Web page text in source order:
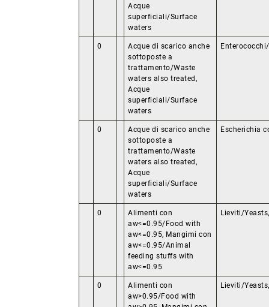
Acque
superficiali/Surface
waters
0
Acque di scarico anche
sottoposte a
trattamento/Waste
waters also treated,
Acque
superficiali/Surface
waters
0
Acque di scarico anche
sottoposte a
trattamento/Waste
waters also treated,
Acque
superficiali/Surface
waters
Escherichia
0
Alimenti con
aw<=0.95/Food with
aw<=0.95, Mangimi con
aw<=0.95/Animal
feeding stuffs with
aw<=0.95
Lieviti/
0
Alimenti con
aw>0.95/Food with
Lieviti/